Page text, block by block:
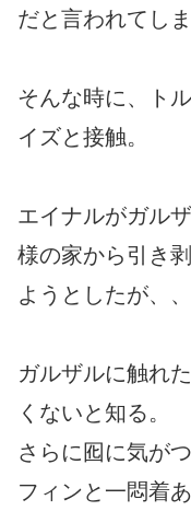
だと言われてしま
そんな時に、ト
イズと接触。
エイナルがガル
様の家から引き
ようとしたが、、
ガルザルに触れ
くないと知る。
さらに囮に気が
フィンと一悶着あ